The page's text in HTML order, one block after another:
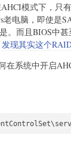
模式下，只
老电脑，即使是
。而且BIOS中
发现其实这个
在系统中开启